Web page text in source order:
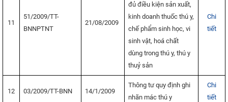
11
51/2009/TT-
BNNPTNT
21/08/2009
đủ điều kiện sản xuất,
kinh doanh thuốc thú y,
chế phẩm sinh học, vi
sinh vật, hoá chất
dùng trong thú y, thú y
thuỷ sản
Chi
tiết
12 03/2009/TT-BNN 14/1/2009
Thông tư quy định ghi
nhãn mác thú y
Chi
tiết